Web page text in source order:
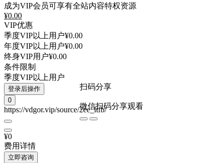
成为VIP会员可享有全站内容特权资源
¥0.00
VIP优惠
季度VIP以上用户¥0.00
年度VIP以上用户¥0.00
终身VIP用户¥0.00
条件限制
季度VIP以上用户
登录后操作
0
https://vdgor.vip/source/2ee_ltfb/
扫码分享
微信扫码分享观看
¥0
费用详情
立即咨询